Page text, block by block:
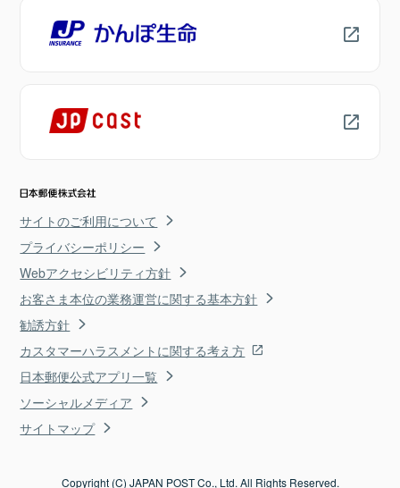
サイトのご利用について
プライバシーポリシー
Webアクセシビリティ方針
お客さま本位の業務運営に関する基本方針
勧誘方針
カスタマーハラスメントに関する考え方
日本郵便公式アプリ一覧
ソーシャルメディア
サイトマップ
Copyright (C) JAPAN POST Co., Ltd. All Rights Reserved.